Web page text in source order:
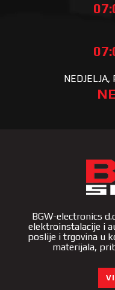
NEDJELJA,
BGW-electronics
elektroinstalacije i
poslije i trgovina u
materijala,